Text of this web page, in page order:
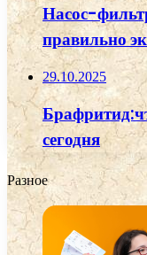
Насос-
правильно
29.10.2025
сегодня
Разное